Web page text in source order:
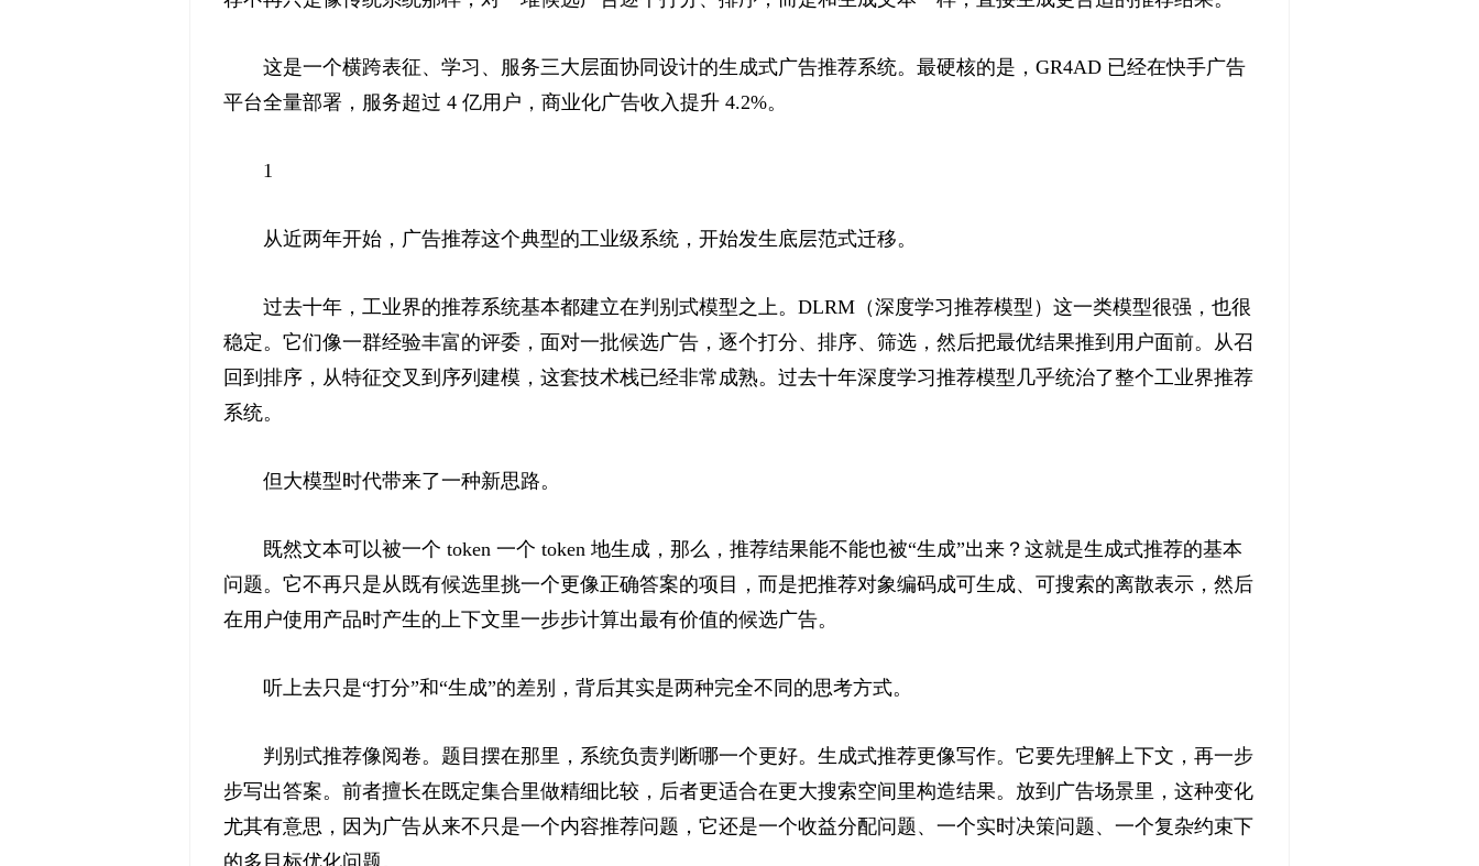
这是一个横跨表征、学习、服务三大层面协同设计的生成式广告推荐系统。最硬核的是，GR4AD 已经在快手广告
平台全量部署，服务超过 4 亿用户，商业化广告收入提升 4.2%。
1
从近两年开始，广告推荐这个典型的工业级系统，开始发生底层范式迁移。
过去十年，工业界的推荐系统基本都建立在判别式模型之上。DLRM（深度学习推荐模型）这一类模型很强，也很
稳定。它们像一群经验丰富的评委，面对一批候选广告，逐个打分、排序、筛选，然后把最优结果推到用户面前。从召
回到排序，从特征交叉到序列建模，这套技术栈已经非常成熟。过去十年深度学习推荐模型几乎统治了整个工业界推荐
系统。
但大模型时代带来了一种新思路。
既然文本可以被一个 token 一个 token 地生成，那么，推荐结果能不能也被“生成”出来？这就是生成式推荐的基本
问题。它不再只是从既有候选里挑一个更像正确答案的项目，而是把推荐对象编码成可生成、可搜索的离散表示，然后
在用户使用产品时产生的上下文里一步步计算出最有价值的候选广告。
听上去只是“打分”和“生成”的差别，背后其实是两种完全不同的思考方式。
判别式推荐像阅卷。题目摆在那里，系统负责判断哪一个更好。生成式推荐更像写作。它要先理解上下文，再一步
步写出答案。前者擅长在既定集合里做精细比较，后者更适合在更大搜索空间里构造结果。放到广告场景里，这种变化
尤其有意思，因为广告从来不只是一个内容推荐问题，它还是一个收益分配问题、一个实时决策问题、一个复杂约束下
的多目标优化问题。